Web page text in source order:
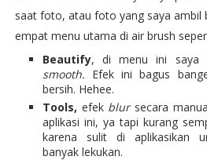
saat foto, atau foto yang saya ambil
empat menu utama di air brush
Beautify, di menu ini saya
smooth. Efek ini bagus
bersih. Hehee.
Tools, efek blursecara
aplikasi ini, ya tapi kurang
karena sulit di aplikasikan
banyak lekukan.